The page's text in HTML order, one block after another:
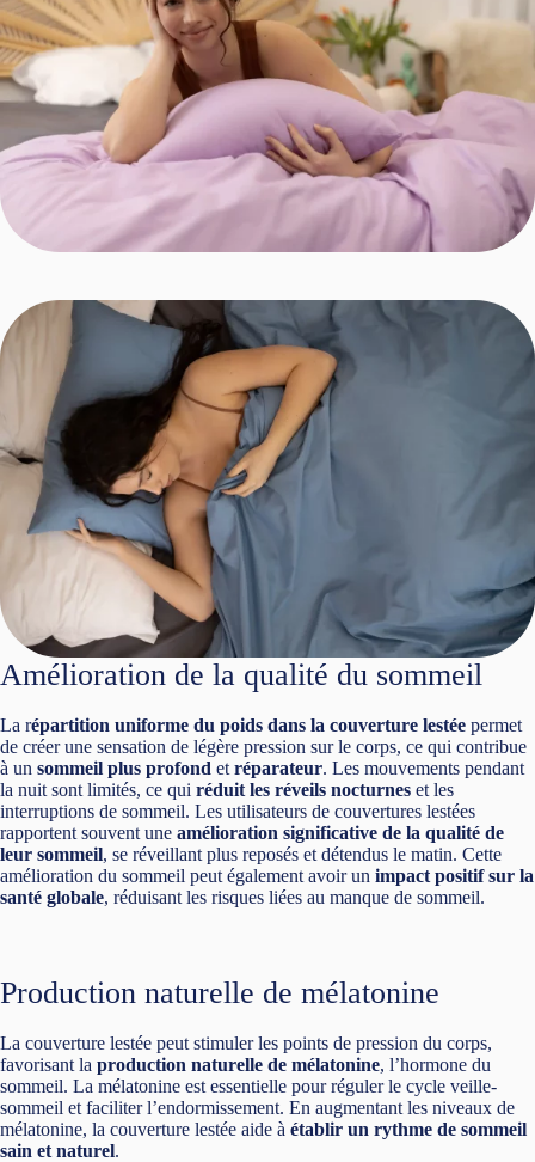
Amélioration de la qualité du sommeil
La répartition uniforme du poids dans la couverture lestée permet
de créer une sensation de légère pression sur le corps, ce qui contribue
à un sommeil plus profond et réparateur. Les mouvements pendant
la nuit sont limités, ce qui réduit les réveils nocturnes et les
interruptions de sommeil. Les utilisateurs de couvertures lestées
rapportent souvent une amélioration significative de la qualité de
leur sommeil, se réveillant plus reposés et détendus le matin. Cette
amélioration du sommeil peut également avoir un impact positif sur la
santé globale, réduisant les risques liées au manque de sommeil.
Production naturelle de mélatonine
La couverture lestée peut stimuler les points de pression du corps,
favorisant la production naturelle de mélatonine, l’hormone du
sommeil. La mélatonine est essentielle pour réguler le cycle veille-
sommeil et faciliter l’endormissement. En augmentant les niveaux de
mélatonine, la couverture lestée aide à établir un rythme de sommeil
sain et naturel.